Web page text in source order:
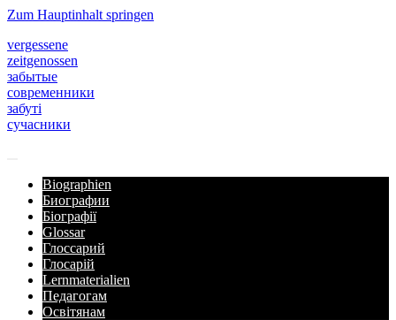
Zum Hauptinhalt springen
vergessene
zeitgenossen
забытые
современники
забуті
сучасники
Biographien
Биографии
Біографії
Glossar
Глоссарий
Глосарій
Lernmaterialien
Педагогам
Освітянам